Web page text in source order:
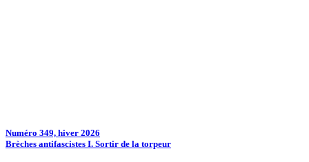
Numéro 349, hiver 2026
Brèches antifascistes I. Sortir de la torpeur